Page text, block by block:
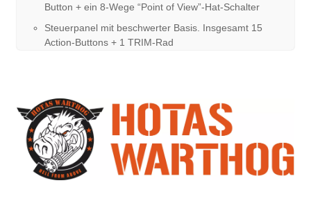
Button + ein 8-Wege “Point of View”-Hat-Schalter
Steuerpanel mit beschwerter Basis. Insgesamt 15
Action-Buttons + 1 TRIM-Rad